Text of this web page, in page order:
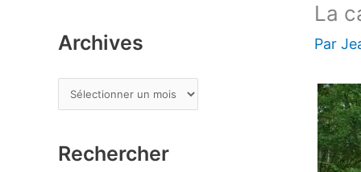
Archives
r
h
Rechercher
La
Par